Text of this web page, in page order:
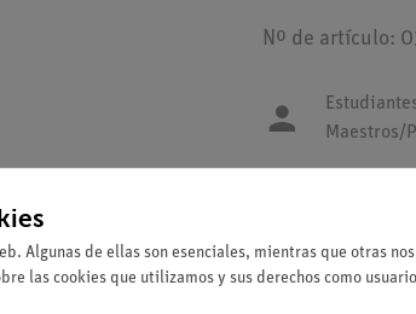
Nº de artículo:
Maestros/
Algunas de ellas son esenciales, mientras que otras
las cookies que utilizamos y sus derechos como